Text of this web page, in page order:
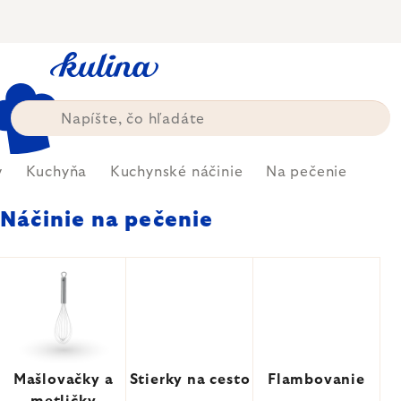
Kuchyňa Kuchynské náčinie Na pečenie
Náčinie na pečenie
Mašlovačky a
Stierky na cesto Flambovanie